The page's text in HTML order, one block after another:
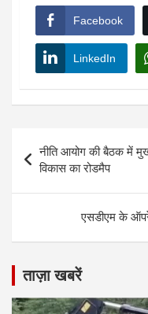
Facebook
LinkedIn
navigation
नीति आयोग की बैठक में
विकास का रोडमैप
एसडीएम के
ताज़ा खबरें